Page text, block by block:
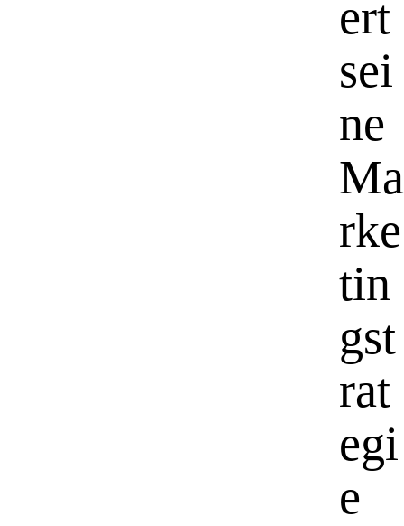
ert
sei
ne
Ma
rke
tin
gst
rat
egi
e